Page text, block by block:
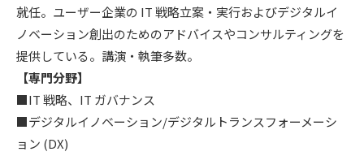
就任。ユーザー企業の IT 戦略立案・実行およびデジタルイ
ノベーション創出のためのアドバイスやコンサルティングを
提供している。講演・執筆多数。
【専門分野】
■IT 戦略、IT ガバナンス
■デジタルイノベーション/デジタルトランスフォーメーシ
ョン (DX)